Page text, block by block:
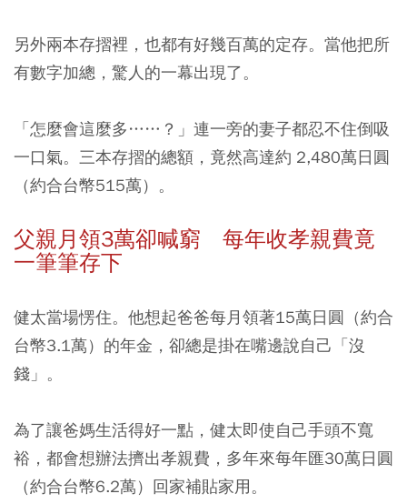
另外兩本存摺裡，也都有好幾百萬的定存。當他把所
有數字加總，驚人的一幕出現了。
「怎麼會這麼多……？」連一旁的妻子都忍不住倒吸
一口氣。三本存摺的總額，竟然高達約 2,480萬日圓
（約合台幣515萬）。
父親月領3萬卻喊窮 每年收孝親費竟
一筆筆存下
健太當場愣住。他想起爸爸每月領著15萬日圓（約合
台幣3.1萬）的年金，卻總是掛在嘴邊說自己「沒
錢」。
為了讓爸媽生活得好一點，健太即使自己手頭不寬
裕，都會想辦法擠出孝親費，多年來每年匯30萬日圓
（約合台幣6.2萬）回家補貼家用。